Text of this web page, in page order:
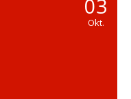
03
Okt.